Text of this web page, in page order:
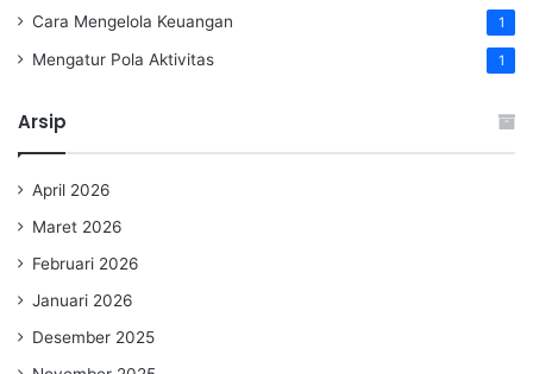
Cara Mengelola Keuangan 1
Mengatur Pola Aktivitas 1
Arsip
April 2026
Maret 2026
Februari 2026
Januari 2026
Desember 2025